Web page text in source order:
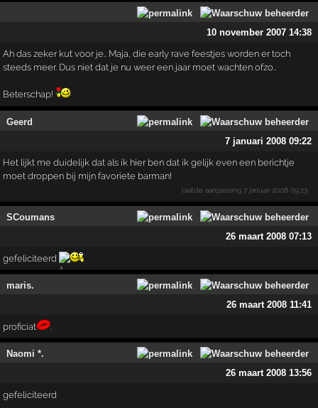
10 november 2007 14:38
Ah das zeker kut voor je.. Maja, die early rave feestjes worden er toch
steeds meer. Dus niet dat je nu weer een jaar moet wachten ofzo..
Beterschap!
Geerd
7 januari 2008 09:22
Het lijkt me duidelijk dat als ik hier ben dat ik gelijk even een berichtje
moet droppen bij mijn favoriete barman!
laatste aanpassing7 januari 2008 09:23
SCoumans
26 maart 2008 07:13
gefeliciteerd
maris.
26 maart 2008 11:41
proficiat .
Naomi *.
26 maart 2008 13:56
gefeliciteerd